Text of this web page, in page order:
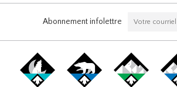
Abonnement infolettre